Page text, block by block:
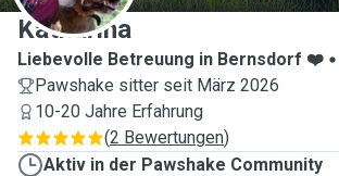
Katharina
Liebevolle Betreuung in Bernsdorf ❤️
Pawshake sitter seit März 2026
10-20 Jahre Erfahrung
(2 Bewertungen)
Aktiv in der Pawshake Community